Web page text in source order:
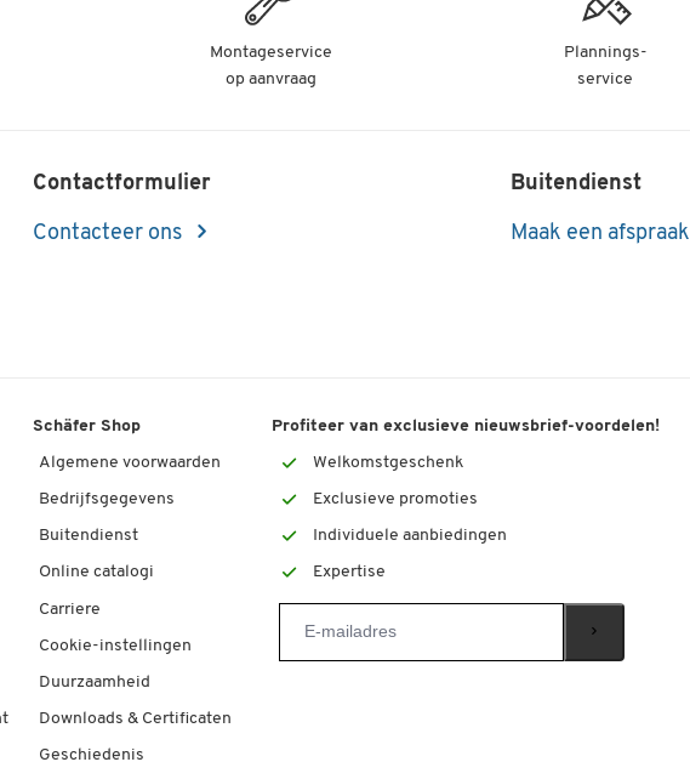
Montageservice
op aanvraag
Plannings-
service
Contactformulier
Contacteer ons
Buitendienst
Maak een afspraak
Schäfer Shop
Algemene voorwaarden
Bedrijfsgegevens
Buitendienst
Online catalogi
Carriere
Cookie-instellingen
Duurzaamheid
Downloads & Certificaten
Geschiedenis
Profiteer van exclusieve nieuwsbrief-voordelen!
Welkomstgeschenk
Exclusieve promoties
Individuele aanbiedingen
Expertise